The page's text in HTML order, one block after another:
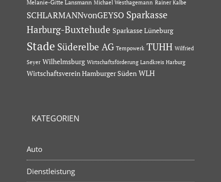
Melanie-Gitte Lansmann Michael Westhagemann Rainer Kalbe
SCHLARMANNvonGEYSO Sparkasse
Harburg-Buxtehude Sparkasse Lüneburg
Stade Süderelbe AG Tempowerk TUHH Wilfried
Seyer Wilhelmsburg Wirtschaftsförderung Landkreis Harburg
Wirtschaftsverein Hamburger Süden WLH
KATEGORIEN
Auto
Dienstleistung